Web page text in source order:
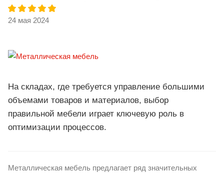
24 мая 2024
На складах, где требуется управление большими
объемами товаров и материалов, выбор
правильной мебели играет ключевую роль в
оптимизации процессов.
Металлическая мебель предлагает ряд значительных